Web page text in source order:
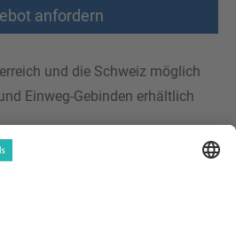
anfordern
und die Schweiz möglich
Einweg-Gebinden erhältlich